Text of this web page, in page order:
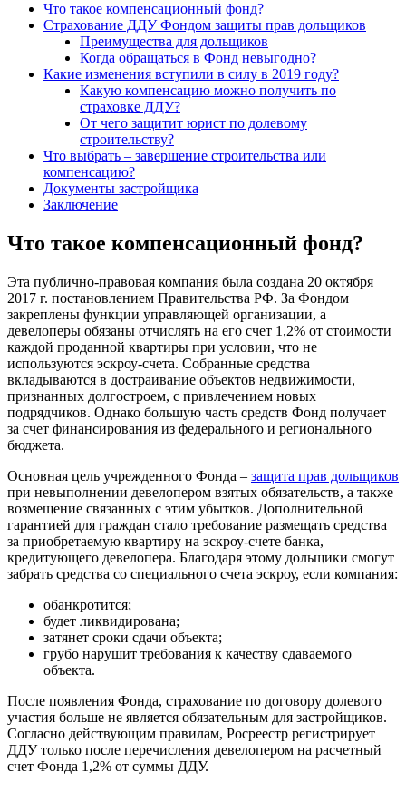
Что такое компенсационный фонд?
Страхование ДДУ Фондом защиты прав дольщиков
Преимущества для дольщиков
Когда обращаться в Фонд невыгодно?
Какие изменения вступили в силу в 2019 году?
Какую компенсацию можно получить по
страховке ДДУ?
От чего защитит юрист по долевому
строительству?
Что выбрать – завершение строительства или
компенсацию?
Документы застройщика
Заключение
Что такое компенсационный фонд?
Эта публично-правовая компания была создана 20 октября
2017 г. постановлением Правительства РФ. За Фондом
закреплены функции управляющей организации, а
девелоперы обязаны отчислять на его счет 1,2% от стоимости
каждой проданной квартиры при условии, что не
используются эскроу-счета. Собранные средства
вкладываются в достраивание объектов недвижимости,
признанных долгостроем, с привлечением новых
подрядчиков. Однако большую часть средств Фонд получает
за счет финансирования из федерального и регионального
бюджета.
Основная цель учрежденного Фонда – защита прав дольщиков
при невыполнении девелопером взятых обязательств, а также
возмещение связанных с этим убытков. Дополнительной
гарантией для граждан стало требование размещать средства
за приобретаемую квартиру на эскроу-счете банка,
кредитующего девелопера. Благодаря этому дольщики смогут
забрать средства со специального счета эскроу, если компания:
обанкротится;
будет ликвидирована;
затянет сроки сдачи объекта;
грубо нарушит требования к качеству сдаваемого
объекта.
После появления Фонда, страхование по договору долевого
участия больше не является обязательным для застройщиков.
Согласно действующим правилам, Росреестр регистрирует
ДДУ только после перечисления девелопером на расчетный
счет Фонда 1,2% от суммы ДДУ.